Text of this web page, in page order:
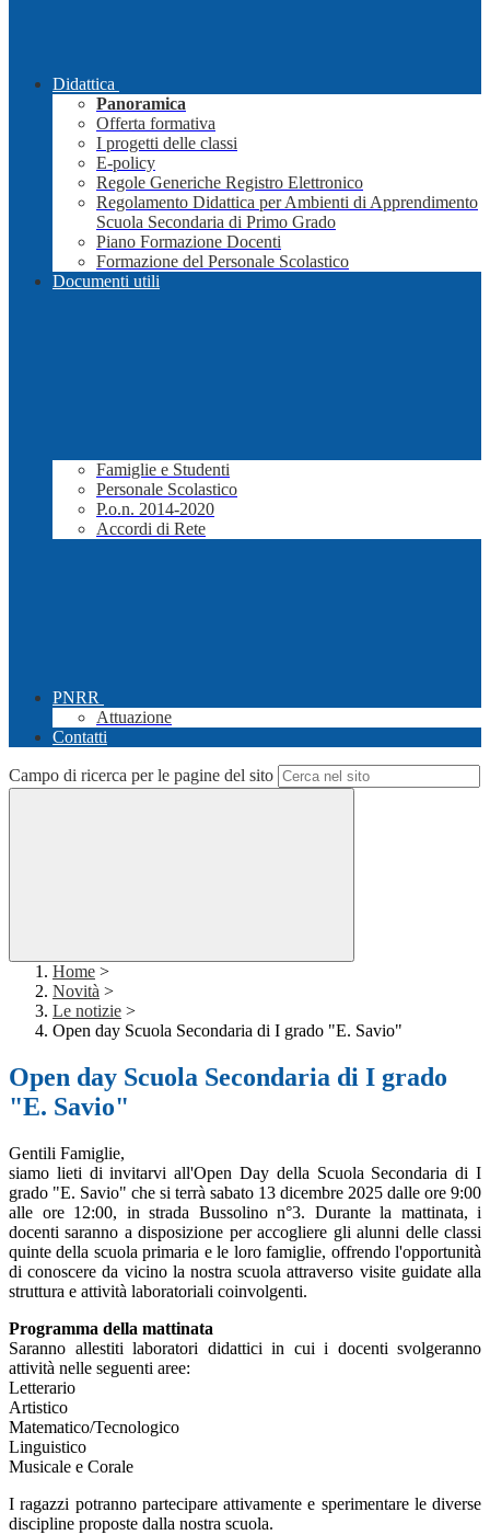
Didattica
Panoramica
Offerta formativa
I progetti delle classi
E-policy
Regole Generiche Registro Elettronico
Regolamento Didattica per Ambienti di Apprendimento
Scuola Secondaria di Primo Grado
Piano Formazione Docenti
Formazione del Personale Scolastico
Documenti utili
Famiglie e Studenti
Personale Scolastico
P.o.n. 2014-2020
Accordi di Rete
PNRR
Attuazione
Contatti
Campo di ricerca per le pagine del sito
Home >
Novità >
Le notizie >
Open day Scuola Secondaria di I grado "E. Savio"
Open day Scuola Secondaria di I grado
"E. Savio"
Gentili Famiglie,
siamo lieti di invitarvi all'Open Day della Scuola Secondaria di I
grado "E. Savio" che si terrà sabato 13 dicembre 2025 dalle ore 9:00
alle ore 12:00, in strada Bussolino n°3. Durante la mattinata, i
docenti saranno a disposizione per accogliere gli alunni delle classi
quinte della scuola primaria e le loro famiglie, offrendo l'opportunità
di conoscere da vicino la nostra scuola attraverso visite guidate alla
struttura e attività laboratoriali coinvolgenti.
Programma della mattinata
Saranno allestiti laboratori didattici in cui i docenti svolgeranno
attività nelle seguenti aree:
Letterario
Artistico
Matematico/Tecnologico
Linguistico
Musicale e Corale
I ragazzi potranno partecipare attivamente e sperimentare le diverse
discipline proposte dalla nostra scuola.